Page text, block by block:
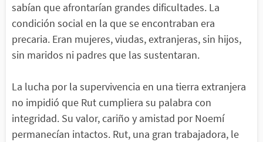
sabían que afrontarían grandes dificultades. La
condición social en la que se encontraban era
precaria. Eran mujeres, viudas, extranjeras, sin hijos,
sin maridos ni padres que las sustentaran.
La lucha por la supervivencia en una tierra extranjera
no impidió que Rut cumpliera su palabra con
integridad. Su valor, cariño y amistad por Noemí
permanecían intactos. Rut, una gran trabajadora, le